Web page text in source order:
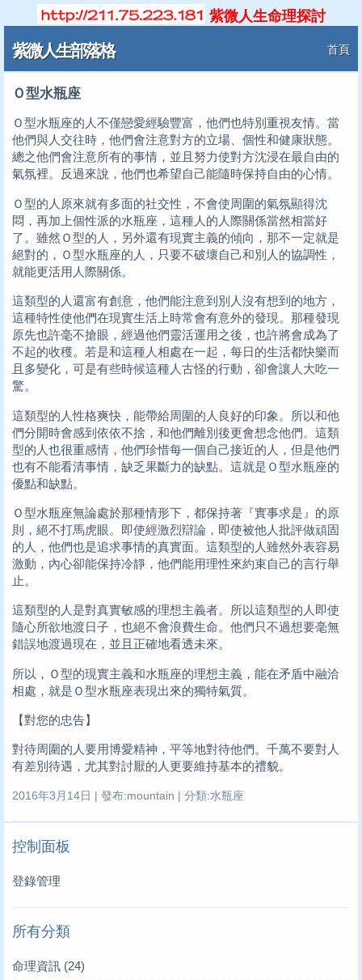
紫微人生命理探討
紫微人生部落格 首頁
Ｏ型水瓶座
Ｏ型水瓶座的人不僅戀愛經驗豐富，他們也特別重視友情。當
他們與人交往時，他們會注意對方的立場、個性和健康狀態。
總之他們會注意所有的事情，並且努力使對方沈浸在最自由的
氣氛裡。反過來說，他們也希望自己能隨時保持自由的心情。
Ｏ型的人原來就有多面的社交性，不會使周圍的氣氛顯得沈
悶，再加上個性派的水瓶座，這種人的人際關係當然相當好
了。雖然Ｏ型的人，另外還有現實主義的傾向，那不一定就是
絕對的，Ｏ型水瓶座的人，只要不破壞自己和別人的協調性，
就能更活用人際關係。
這類型的人還富有創意，他們能注意到別人沒有想到的地方，
這種特性使他們在現實生活上時常會有意外的發現。那種發現
原先也許毫不搶眼，經過他們靈活運用之後，也許將會成為了
不起的收穫。若是和這種人相處在一起，每日的生活都快樂而
且多變化，可是有些時候這種人古怪的行動，卻會讓人大吃一
驚。
這類型的人性格爽快，能帶給周圍的人良好的印象。所以和他
們分開時會感到依依不捨，和他們離別後更會想念他們。這類
型的人也很重感情，他們珍惜每一個自己接近的人，但是他們
也有不能看清事情，缺乏果斷力的缺點。這就是Ｏ型水瓶座的
優點和缺點。
Ｏ型水瓶座無論處於那種情形下，都保持著『實事求是』的原
則，絕不打馬虎眼。即使經激烈辯論，即使被他人批評做頑固
的人，他們也是追求事情的真實面。這類型的人雖然外表容易
激動，內心卻能保持冷靜，他們能用理性來約束自己的言行舉
止。
這類型的人是對真實敏感的理想主義者。所以這類型的人即使
隨心所欲地渡日子，也絕不會浪費生命。他們只不過想要毫無
錯誤地渡過現在，並且正確地看透未來。
所以，Ｏ型的現實主義和水瓶座的理想主義，能在矛盾中融洽
相處，就是Ｏ型水瓶座表現出來的獨特氣質。
【對您的忠告】
對待周圍的人要用博愛精神，平等地對待他們。千萬不要對人
有差別待遇，尤其對討厭的人更要維持基本的禮貌。
2016年3月14日 | 發布:mountain | 分類:水瓶座
控制面板
登錄管理
所有分類
命理資訊 (24)